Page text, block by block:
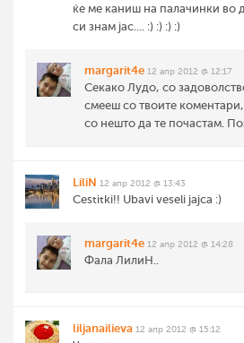
ќе ме каниш на палачинки во
си знам јас.... :) :) :) :)
margarit4e 12 апр 2012 @ 12:17
Секако Лудо, со
смееш со твоите
со нешто да те почастам.
LiliN 12 апр 2012 @ 13:43
Cestitki!! Ubavi veseli jajca :)
margarit4e 12 апр 2012 @ 14:28
Фала ЛилиН..
liljanailieva 12 апр 2012 @ 15:12